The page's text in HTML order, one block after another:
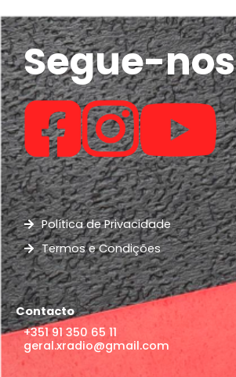
Segue-nos
Política de Privacidade
Termos e Condições
Contacto
+351 91 350 65 11
geral.xradio@gmail.com